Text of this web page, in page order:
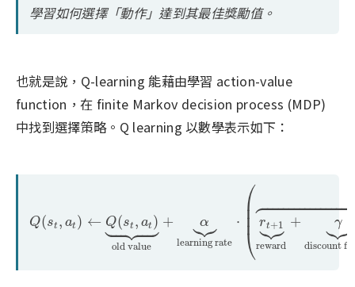
學習如何選擇「動作」達到其最佳獎勵值。
也就是說，Q-learning 能藉由學習 action-value
function，在 finite Markov decision process (MDP)
中找到選擇策略。Q learning 以數學表示如下：
Q(st , at ) ← Q(st , at )
 

 
old value
+ α
 

learning rate
⋅
⎛
⎝
⎜
⎜
⎜ rt+1
 

reward
+ γ
 

discount f

Q(st,at)←Q( st,at)⏟old va +α ar n ngra e⋅( ⏟re